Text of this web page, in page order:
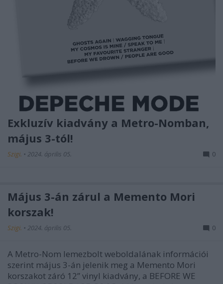
Exkluzív kiadvány a Metro-Nomban,
május 3-tól!
Szigi. • 2024. április 05. 0
Május 3-án zárul a Memento Mori
korszak!
Szigi. • 2024. április 05. 0
A Metro-Nom lemezbolt weboldalának információi
szerint május 3-án jelenik meg a Memento Mori
korszakot záró 12’’ vinyl kiadvány, a BEFORE WE